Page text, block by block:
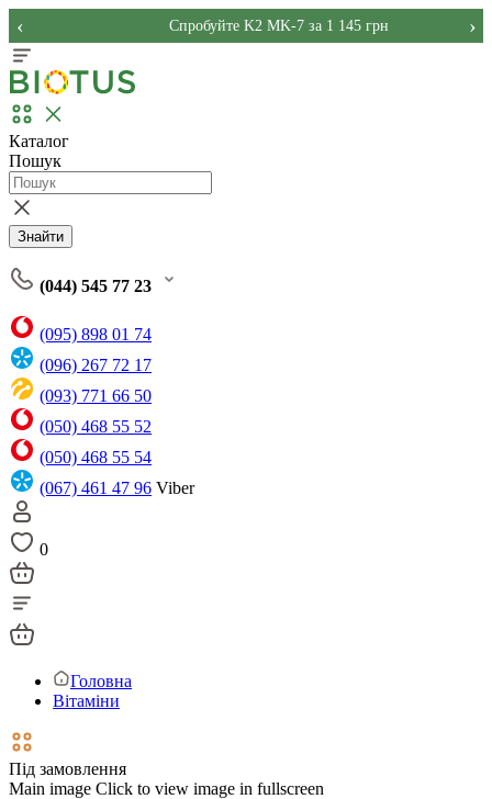
Спробуйте K2 MK-7 за 1 145 грн
‹ ›
Каталог
Пошук
Знайти
(044) 545 77 23
(095) 898 01 74
(096) 267 72 17
(093) 771 66 50
(050) 468 55 52
(050) 468 55 54
(067) 461 47 96 Viber
0
Головна
Вітаміни
Під замовлення
Main image Click to view image in fullscreen